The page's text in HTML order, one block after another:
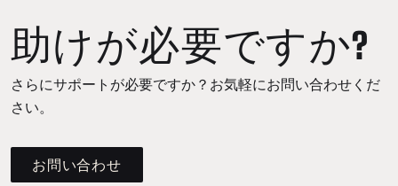
助けが必要ですか?
さらにサポートが必要ですか？お気軽にお問い合わせくだ
さい。
お問い合わせ